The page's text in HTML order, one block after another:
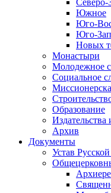
Северо-
Южное
Юго-
Юго-
Новых
Монастыри
Молодежное
Социальное
Образование
Архив
Документы
Устав